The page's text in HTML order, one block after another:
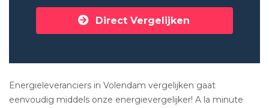
Direct Vergelijken
Energieleveranciers in Volendam vergelijken gaat
eenvoudig middels onze energievergelijker! A la minute